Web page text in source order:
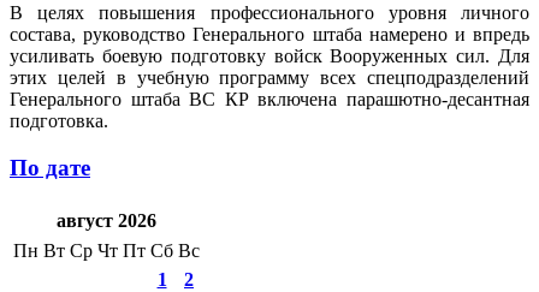
В целях повышения профессионального уровня личного
состава, руководство Генерального штаба намерено и впредь
усиливать боевую подготовку войск Вооруженных сил. Для
этих целей в учебную программу всех спецподразделений
Генерального штаба ВС КР включена парашютно-десантная
подготовка.
По дате
август 2026
Пн Вт Ср Чт Пт Сб Вс
1
2